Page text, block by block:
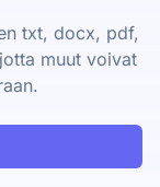
txt, docx, pdf,
muut voivat